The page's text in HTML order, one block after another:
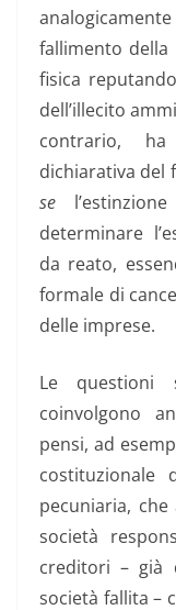
fallimento
fisica
dell’illecito
contrario,
dichiarativa del
se
determinare
da reato,
formale di
delle imprese.
Le questioni
coinvolgono
pensi, ad
costituzionale
pecuniaria,
società
creditori – già
società fallita –